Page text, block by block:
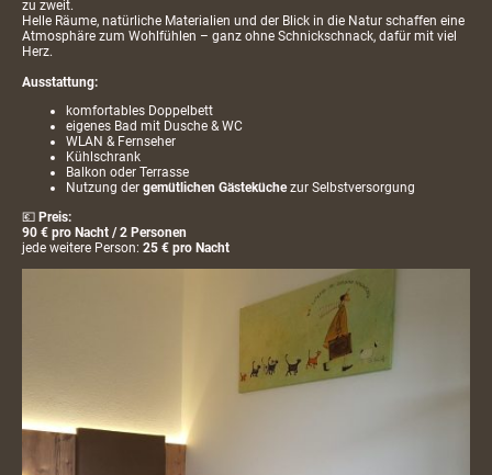
zu zweit.
Helle Räume, natürliche Materialien und der Blick in die Natur schaffen eine
Atmosphäre zum Wohlfühlen – ganz ohne Schnickschnack, dafür mit viel
Herz.
Ausstattung:
komfortables Doppelbett
eigenes Bad mit Dusche & WC
WLAN & Fernseher
Kühlschrank
Balkon oder Terrasse
Nutzung der gemütlichen Gästeküchezur Selbstversorgung
💶 Preis:
90 € pro Nacht / 2 Personen
jede weitere Person: 25 € pro Nacht